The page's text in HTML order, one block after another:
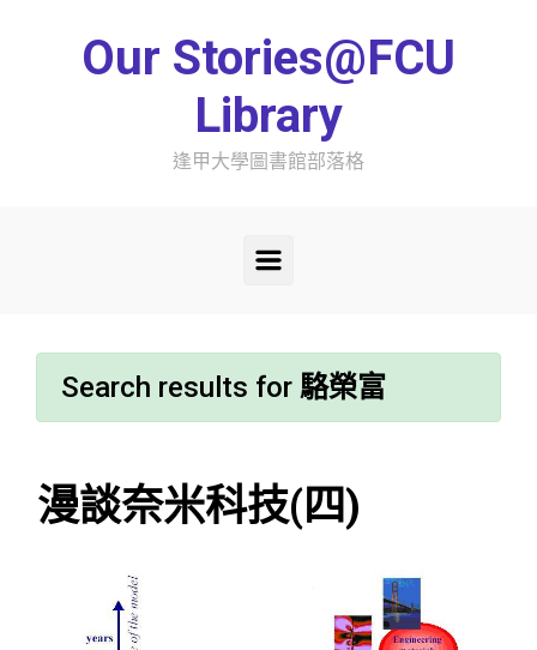
Our Stories@FCU
Library
逢甲大學圖書館部落格
Search results for 駱榮富
漫談奈米科技(四)